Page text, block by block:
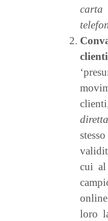
clienti
cui
loro